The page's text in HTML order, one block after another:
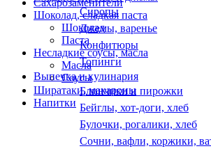
Сахарозаменители
Шоколад, сладкая паста
Шоколад
Паста
Несладкие соусы, масла
Масла
Соусы
Ширатаки, макароны
Напитки
Сиропы
Джемы, варенье
Конфитюры
Топинги
Выпечка и кулинария
Блинчики и пирожки
Бейглы, хот-доги, хлеб
Булочки, рогалики, хлеб
Сочни, вафли, коржики,